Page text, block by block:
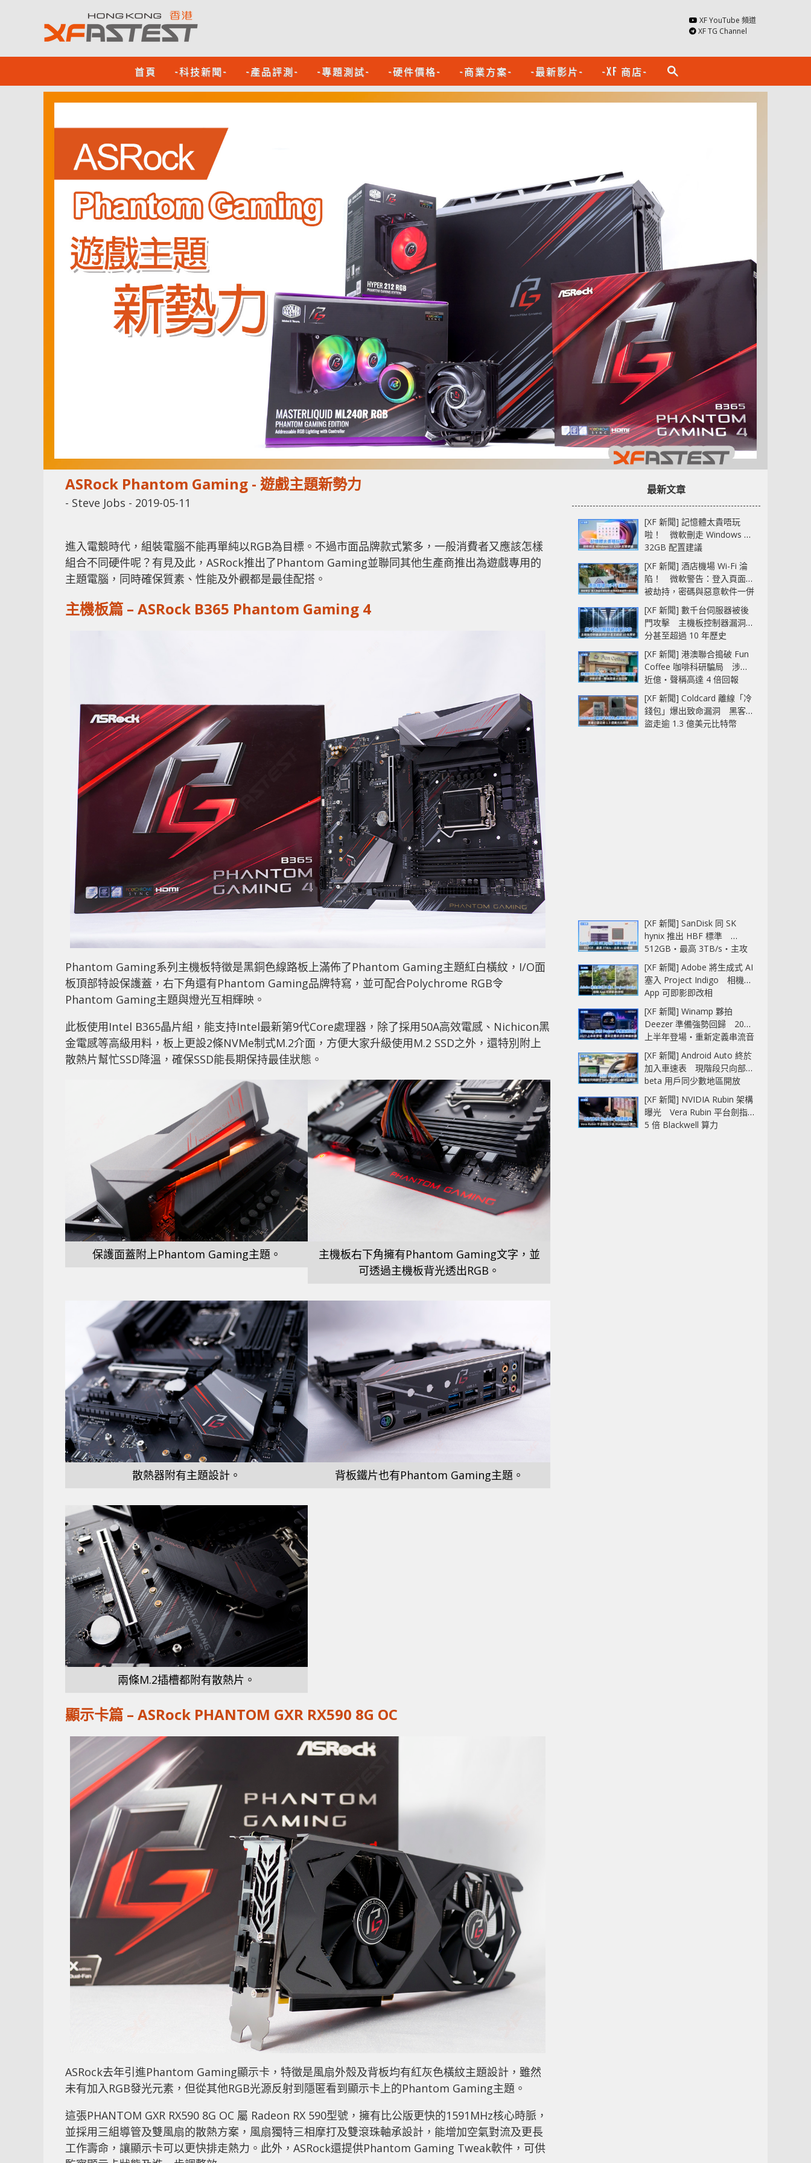
XF YouTube 頻道
XF TG Channel
首頁 -科技新聞- -產品評測- -專題測試- -硬件價格- -商業方案- -最新影片- -XF 商店- search
ASRock Phantom Gaming - 遊戲主題新勢力
- Steve Jobs - 2019-05-11
進入電競時代，組裝電腦不能再單純以RGB為目標。不過市面品牌款式繁多，一般消費者又應該怎樣
組合不同硬件呢？有見及此，ASRock推出了Phantom Gaming並聯同其他生產商推出為遊戲專用的
主題電腦，同時確保質素、性能及外觀都是最佳配搭。
主機板篇 – ASRock B365 Phantom Gaming 4
Phantom Gaming系列主機板特徵是黑銅色線路板上滿佈了Phantom Gaming主題紅白橫紋，I/O面
板頂部特設保護蓋，右下角還有Phantom Gaming品牌特寫，並可配合Polychrome RGB令
Phantom Gaming主題與燈光互相輝映。
此板使用Intel B365晶片組，能支持Intel最新第9代Core處理器，除了採用50A高效電感、Nichicon黑
金電感等高級用料，板上更設2條NVMe制式M.2介面，方便大家升級使用M.2 SSD之外，還特別附上
散熱片幫忙SSD降溫，確保SSD能長期保持最佳狀態。
保護面蓋附上Phantom Gaming主題。
主機板右下角擁有Phantom Gaming文字，並
可透過主機板背光透出RGB。
散熱器附有主題設計。 背板鐵片也有Phantom Gaming主題。
兩條M.2插槽都附有散熱片。
顯示卡篇 – ASRock PHANTOM GXR RX590 8G OC
ASRock去年引進Phantom Gaming顯示卡，特徵是風扇外殼及背板均有紅灰色橫紋主題設計，雖然
未有加入RGB發光元素，但從其他RGB光源反射到隱匿看到顯示卡上的Phantom Gaming主題。
這張PHANTOM GXR RX590 8G OC 屬 Radeon RX 590型號，擁有比公版更快的1591MHz核心時脈，
並採用三組導管及雙風扇的散熱方案，風扇獨特三相摩打及雙滾珠軸承設計，能增加空氣對流及更長
工作壽命，讓顯示卡可以更快排走熱力。此外，ASRock還提供Phantom Gaming Tweak軟件，可供
最新文章
[XF 新聞] 記憶體太貴唔玩
啦！ 微軟刪走 Windows 11
32GB 配置建議
[XF 新聞] 酒店機場 Wi-Fi 淪
陷！ 微軟警告：登入頁面可
被劫持，密碼與惡意軟件一併
中招
[XF 新聞] 數千台伺服器被後
門攻擊 主機板控制器漏洞部
分甚至超過 10 年歷史
[XF 新聞] 港澳聯合搗破 Fun
Coffee 咖啡科研騙局 涉款
近億‧聲稱高達 4 倍回報
[XF 新聞] Coldcard 離線「冷
錢包」爆出致命漏洞 黑客已
盜走逾 1.3 億美元比特幣
[XF 新聞] SanDisk 同 SK
hynix 推出 HBF 標準
512GB‧最高 3TB/s‧主攻
AI 記憶體
[XF 新聞] Adobe 將生成式 AI
塞入 Project Indigo 相機
App 可即影即改相
[XF 新聞] Winamp 夥拍
Deezer 準備強勢回歸 2027
上半年登場‧重新定義串流音
樂播放器
[XF 新聞] Android Auto 終於
加入車速表 現階段只向部分
beta 用戶同少數地區開放
[XF 新聞] NVIDIA Rubin 架構
曝光 Vera Rubin 平台劍指
5 倍 Blackwell 算力